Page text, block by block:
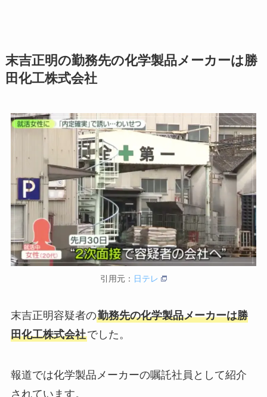
末吉正明の勤務先の化学製品メーカーは勝
田化工株式会社
引用元： 日テレ
末吉正明容疑者の勤務先の化学製品メーカーは勝
田化工株式会社でした。
報道では化学製品メーカーの嘱託社員として紹介
されています。